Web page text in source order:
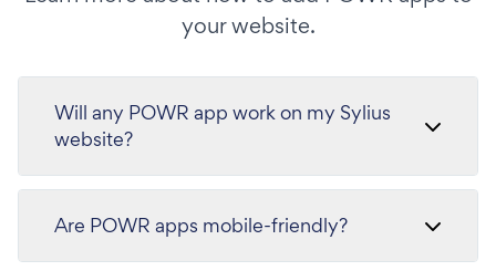
your website.
Will any POWR app work on my Sylius
website?
Are POWR apps mobile-friendly?